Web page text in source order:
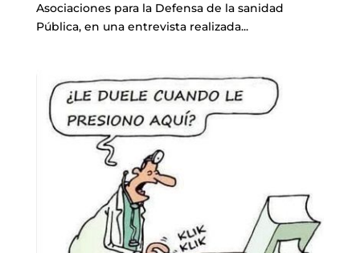
Asociaciones para la Defensa de la sanidad
Pública, en una entrevista realizada...